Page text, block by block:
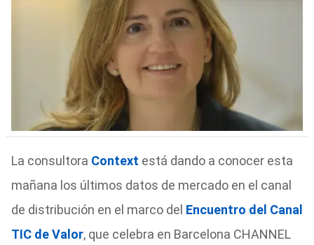
La consultora Context está dando a conocer esta
mañana los últimos datos de mercado en el canal
de distribución en el marco del Encuentro del Canal
TIC de Valor, que celebra en Barcelona CHANNEL